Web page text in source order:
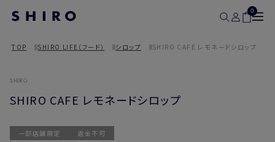
0
TOP SHIRO LIFE（フード） シロップ SHIRO CAFE レモネードシロップ
SHIRO
SHIRO CAFE レモネードシロップ
一部店舗限定 返金不可